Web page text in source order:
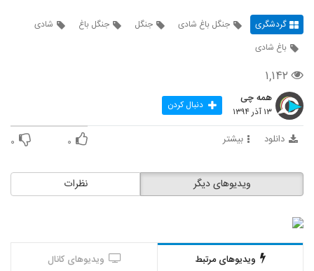
گردشگری جنگل باغ شادی جنگل جنگل باغ
شادی
باغ شادی
۱,۱۴۲
همه چی
۱۳ آذر ۱۳۹۴ دنبال کردن
دانلود بیشتر ۰ ۰
نظرات ویدیوهای دیگر
ویدیوهای مرتبط ویدیوهای کانال